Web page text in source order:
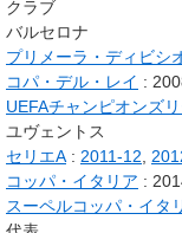
クラブ
バルセロナ
プリメーラ・ディビシ
コパ・デル・レイ :
UEFAチャンピオンズ
ユヴェントス
セリエA : 2011-12
コッパ・イタリア :
スーペルコッパ・イタ